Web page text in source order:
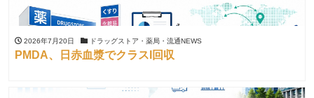
2026年7月20日 ドラッグストア・薬局・流通NEWS
PMDA、日赤血漿でクラスI回収